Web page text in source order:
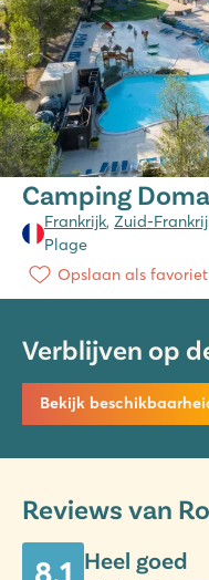
Camping
Frankrijk, Zuid-
Plage
Opslaan als favoriet
Verblijven op
Bekijk
Reviews van
Heel goed